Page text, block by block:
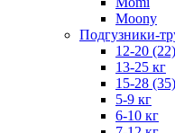
Moony
Подгузники-
12-20
13-25 кг
15-28
5-9 кг
6-10 кг